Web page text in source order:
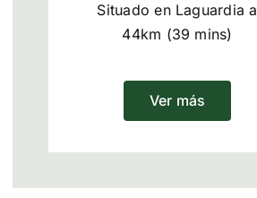
Situado en Laguardia a
44km (39 mins)
Ver más